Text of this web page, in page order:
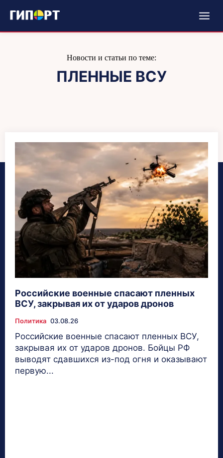
Новости и статьи по теме:
ПЛЕННЫЕ ВСУ
Российские военные спасают пленных
ВСУ, закрывая их от ударов дронов
Политика 03.08.26
Российские военные спасают пленных ВСУ,
закрывая их от ударов дронов. Бойцы РФ
выводят сдавшихся из-под огня и оказывают
первую...